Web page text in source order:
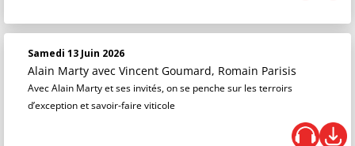
Samedi 13 Juin 2026
Alain Marty avec Vincent Goumard, Romain Parisis
Avec Alain Marty et ses invités, on se penche sur les terroirs
d’exception et savoir-faire viticole